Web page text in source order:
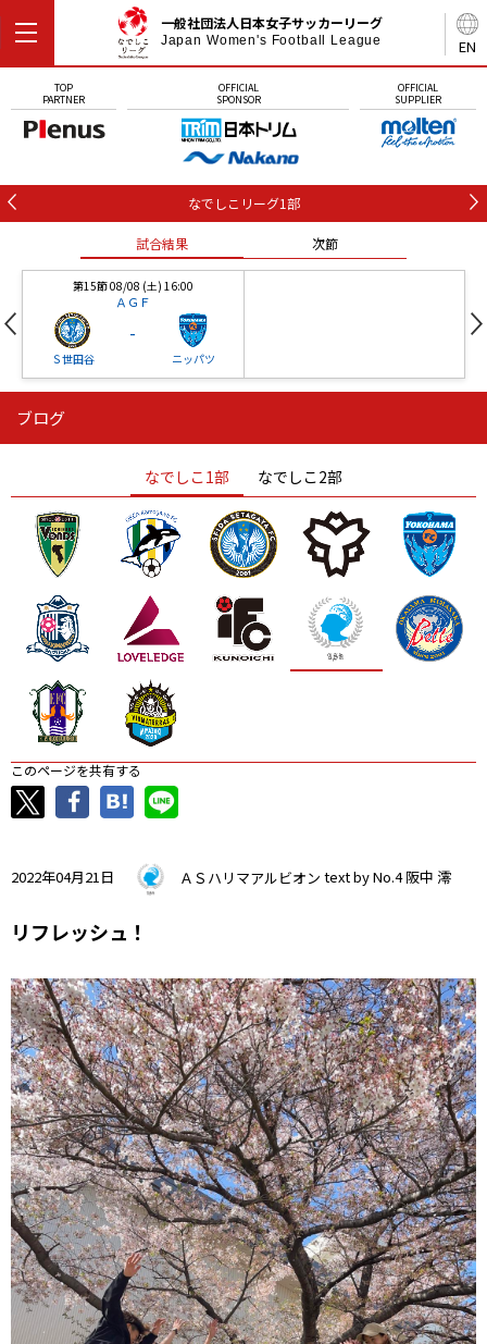
EN
一般社団法人日本女子サッカーリーグ
Japan Women's Football League
TOP
PARTNER
OFFICIAL
SPONSOR
OFFICIAL
SUPPLIER
なでしこリーグ1部
試合結果 次節
第15節 08/08 (土) 16:00
ＡＧＦ
Ｓ世田谷
-
ニッパツ
ニッパツ
ニッパツ 名古屋
石人の星
静岡 愛媛Ｌ
ブログ
なでしこ1部 なでしこ2部
このページを共有する
2022年04月21日 ＡＳハリマアルビオン text by No.4 阪中 澪
リフレッシュ！